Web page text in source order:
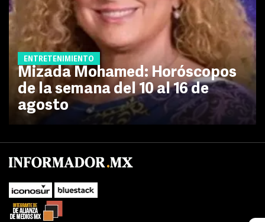
ENTRETENIMIENTO
Mizada Mohamed: Horóscopos
de la semana del 10 al 16 de
agosto